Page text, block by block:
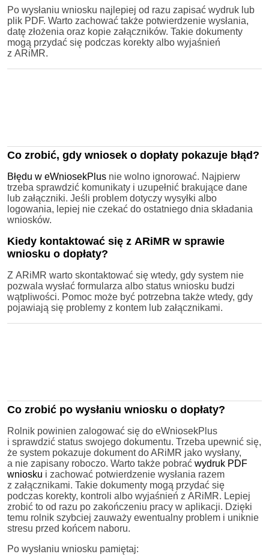
Po wysłaniu wniosku najlepiej od razu zapisać wydruk lub
plik PDF. Warto zachować także potwierdzenie wysłania,
datę złożenia oraz kopie załączników. Takie dokumenty
mogą przydać się podczas korekty albo wyjaśnień
z ARiMR.
Co zrobić, gdy wniosek o dopłaty pokazuje błąd?
Błędu w eWniosekPlus nie wolno ignorować. Najpierw
trzeba sprawdzić komunikaty i uzupełnić brakujące dane
lub załączniki. Jeśli problem dotyczy wysyłki albo
logowania, lepiej nie czekać do ostatniego dnia składania
wniosków.
Kiedy kontaktować się z ARiMR w sprawie
wniosku o dopłaty?
Z ARiMR warto skontaktować się wtedy, gdy system nie
pozwala wysłać formularza albo status wniosku budzi
wątpliwości. Pomoc może być potrzebna także wtedy, gdy
pojawiają się problemy z kontem lub załącznikami.
Co zrobić po wysłaniu wniosku o dopłaty?
Rolnik powinien zalogować się do eWniosekPlus
i sprawdzić status swojego dokumentu. Trzeba upewnić się,
że system pokazuje dokument do ARiMR jako wysłany,
a nie zapisany roboczo. Warto także pobrać wydruk PDF
wniosku i zachować potwierdzenie wysłania razem
z załącznikami. Takie dokumenty mogą przydać się
podczas korekty, kontroli albo wyjaśnień z ARiMR. Lepiej
zrobić to od razu po zakończeniu pracy w aplikacji. Dzięki
temu rolnik szybciej zauważy ewentualny problem i uniknie
stresu przed końcem naboru.
Po wysłaniu wniosku pamiętaj: